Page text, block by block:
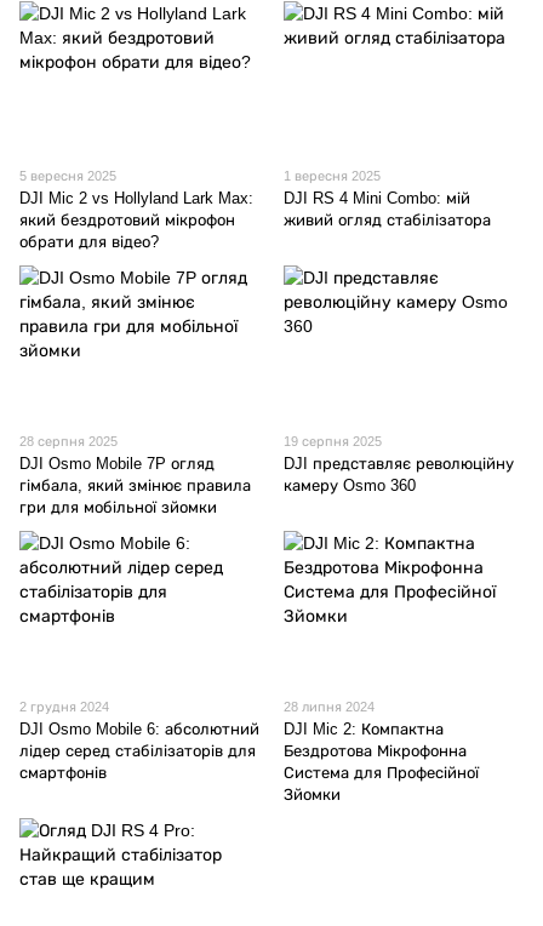
5 вересня 2025
DJI Mic 2 vs Hollyland Lark Max:
який бездротовий мікрофон
обрати для відео?
1 вересня 2025
DJI RS 4 Mini Combo: мій
живий огляд стабілізатора
28 серпня 2025
DJI Osmo Mobile 7P огляд
гімбала, який змінює правила
гри для мобільної зйомки
19 серпня 2025
DJI представляє революційну
камеру Osmo 360
2 грудня 2024
DJI Osmo Mobile 6: абсолютний
лідер серед стабілізаторів для
смартфонів
28 липня 2024
DJI Mic 2: Компактна
Бездротова Мікрофонна
Система для Професійної
Зйомки